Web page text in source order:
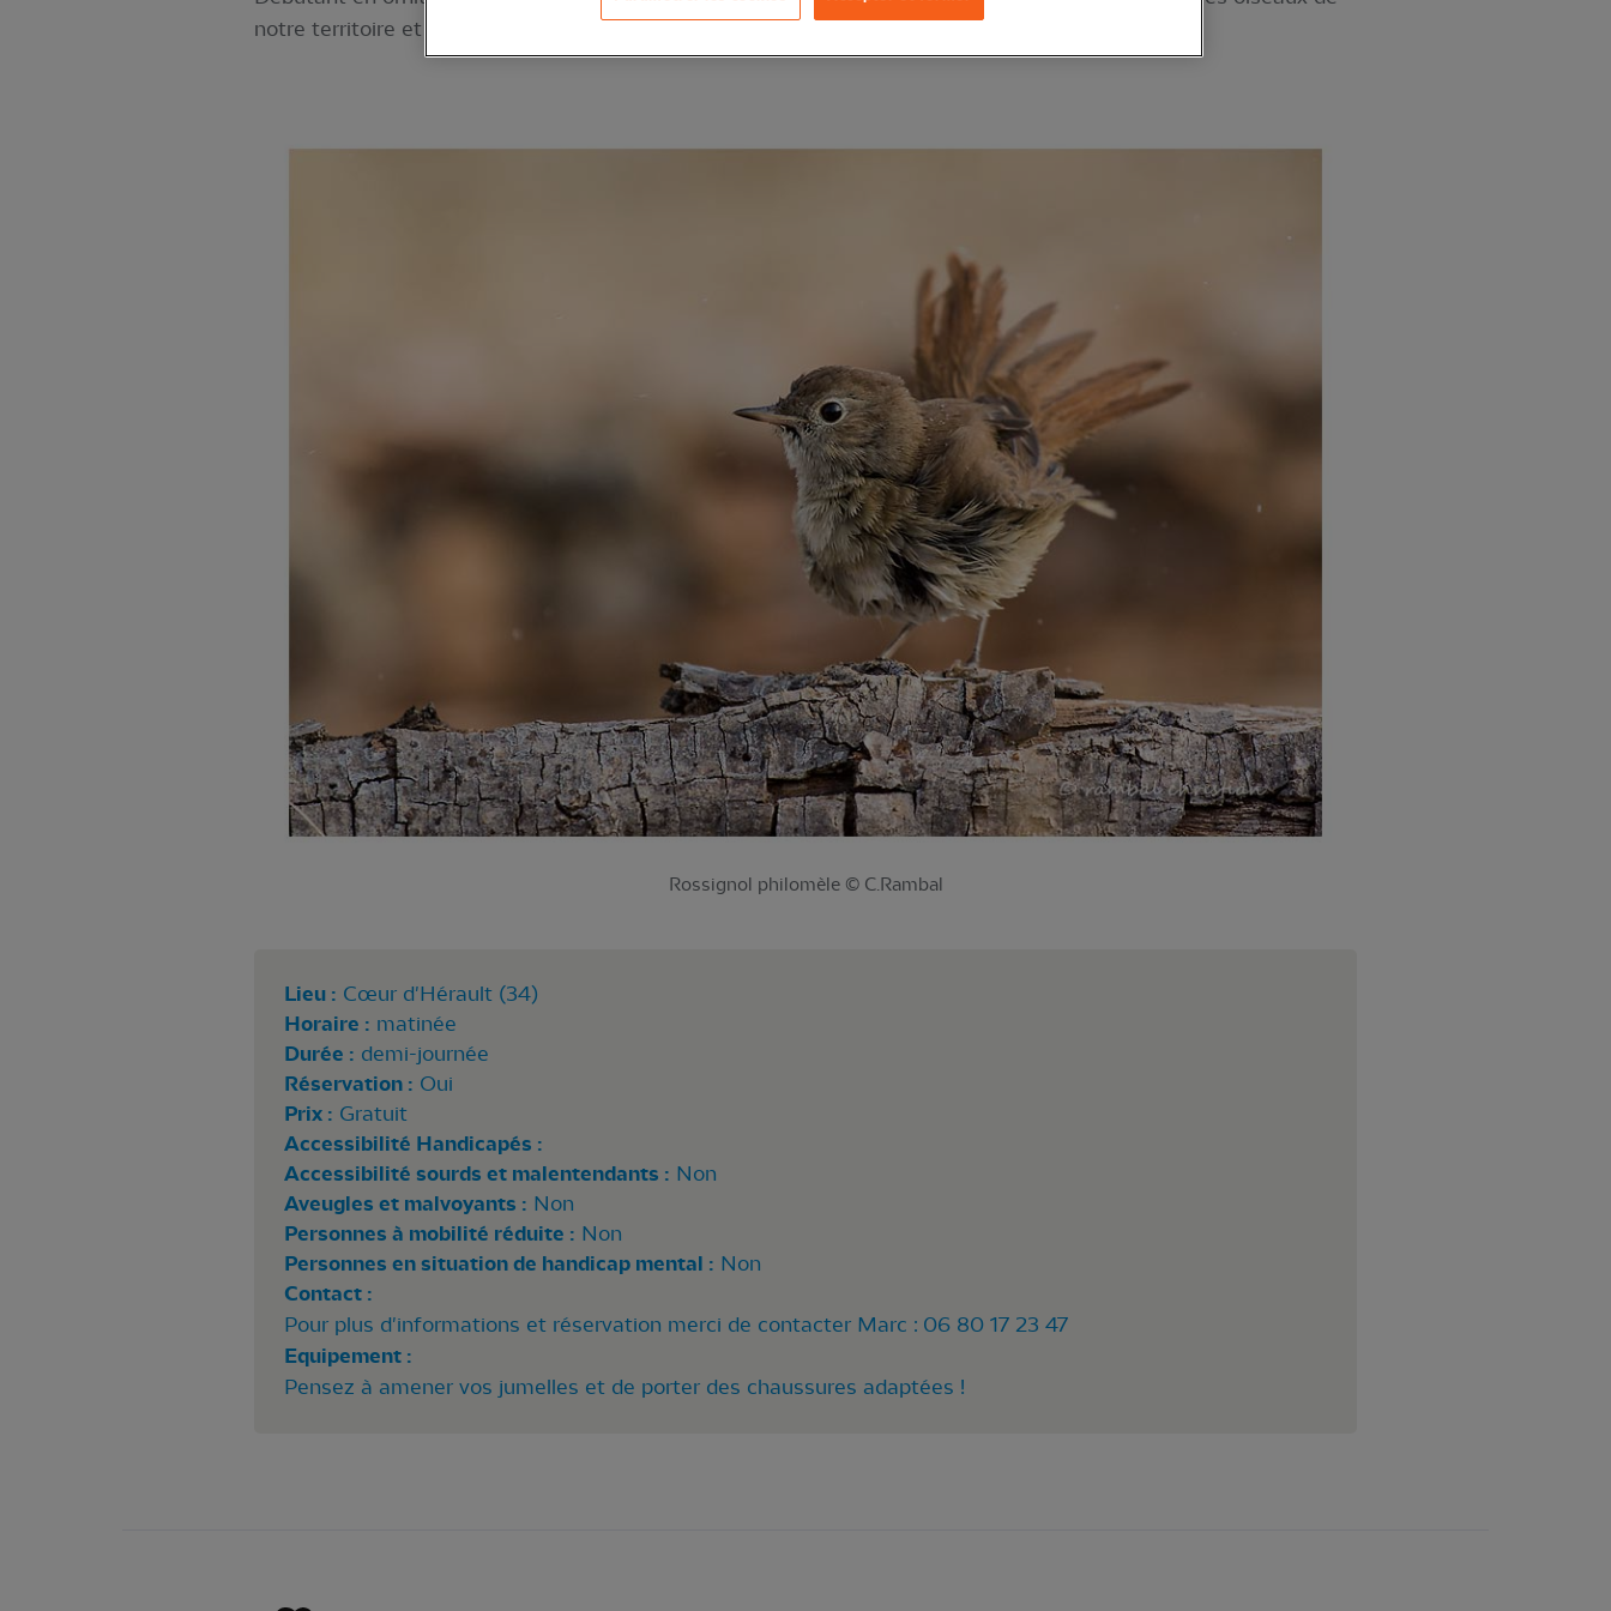
notre territoire et surtout leurs chants !
Rossignol philomèle © C.Rambal
Lieu : Cœur d'Hérault (34)
Horaire : matinée
Durée : demi-journée
Réservation : Oui
Prix : Gratuit
Accessibilité Handicapés :
Accessibilité sourds et malentendants : Non
Aveugles et malvoyants : Non
Personnes à mobilité réduite : Non
Personnes en situation de handicap mental : Non
Contact :
Pour plus d'informations et réservation merci de contacter Marc : 06 80 17 23 47
Equipement :
Pensez à amener vos jumelles et de porter des chaussures adaptées !